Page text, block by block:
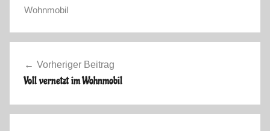
S
m
r
2
Wohnmobil
Vorheriger Beitrag
Voll vernetzt im Wohnmobil